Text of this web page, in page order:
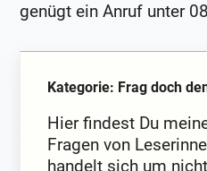
genügt ein Anruf unter
Kategorie: Frag doch
Hier findest Du
Fragen von
handelt sich um